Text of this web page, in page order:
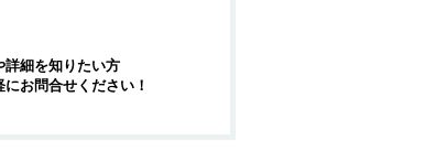
詳細を知りたい方
お問合せください！